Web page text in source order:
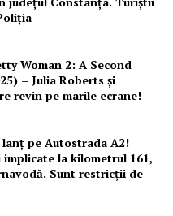
Woman 2: A Second
– Julia Roberts și
revin pe marile ecrane!
pe Autostrada A2!
implicate la kilometrul 161,
Sunt restricții de